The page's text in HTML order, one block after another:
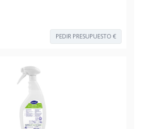
PEDIR PRESUPUESTO €